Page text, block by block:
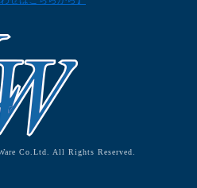
Co.Ltd. All Rights Reserved.